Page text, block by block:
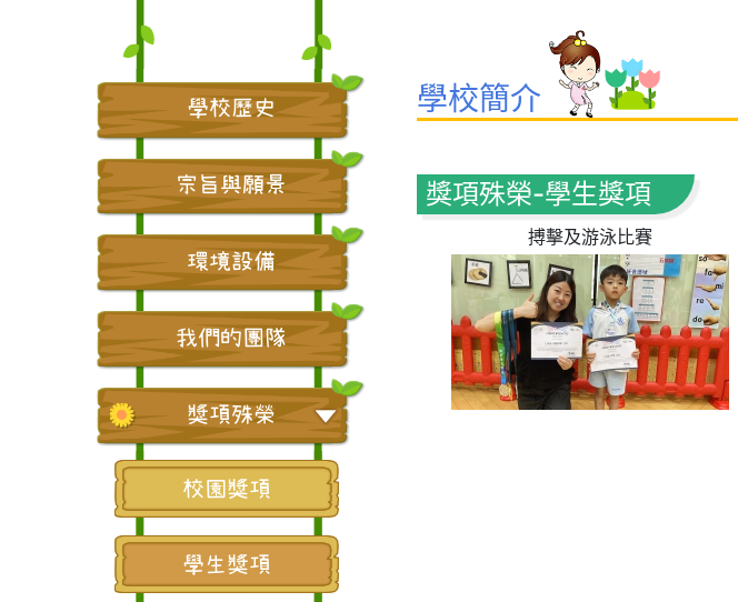
學校歷史
宗旨與願景
環境設備
我們的團隊
獎項殊榮
校園獎項
學生獎項
學校簡介
獎項殊榮-學生獎項
搏擊及游泳比賽